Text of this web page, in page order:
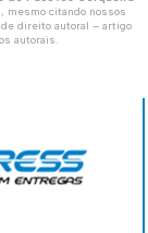
mesmo citando nossos
direito autoral – artigo
autorais.